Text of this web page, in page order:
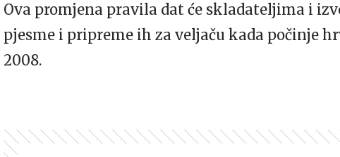
Ova promjena pravila dat će skladateljima i
pjesme i pripreme ih za veljaču kada počinje
2008.